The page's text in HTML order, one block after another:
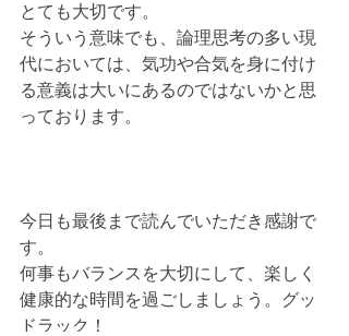
とても大切です。
そういう意味でも、論理思考の多い現
代においては、気功や合気を身に付け
る意義は大いにあるのではないかと思
っております。
今日も最後まで読んでいただき感謝で
す。
何事もバランスを大切にして、楽しく
健康的な時間を過ごしましょう。グッ
ドラック！